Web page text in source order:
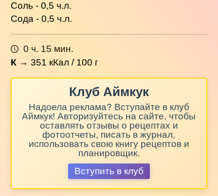
Соль - 0,5 ч.л.
Сода - 0,5 ч.л.
0 ч. 15 мин.
К →351 кКал / 100 г
Клуб Аймкук
Надоела реклама? Вступайте в клуб
Аймкук! Авторизуйтесь на сайте, чтобы
оставлять отзывы о рецептах и
фотоотчеты, писать в журнал,
использовать свою книгу рецептов и
планировщик.
Вступить в клуб